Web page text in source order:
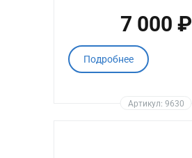
7 000 ₽
Подробнее
Артикул: 9630